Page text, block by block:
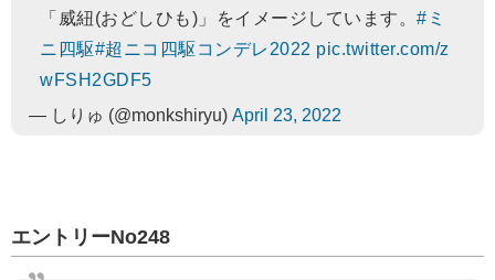
「威紐(おどしひも)」をイメージしています。 #ミ
ニ四駆#超ニコ四駆コンデレ2022 pic.twitter.com/z
wFSH2GDF5
— しりゅ (@monkshiryu) April 23, 2022
エントリーNo248